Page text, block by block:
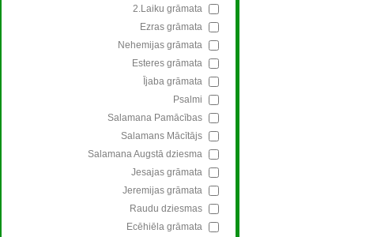
2.Laiku grāmata
Ezras grāmata
Nehemijas grāmata
Esteres grāmata
Ījaba grāmata
Psalmi
Salamana Pamācības
Salamans Mācītājs
Salamana Augstā dziesma
Jesajas grāmata
Jeremijas grāmata
Raudu dziesmas
Ecēhiēla grāmata